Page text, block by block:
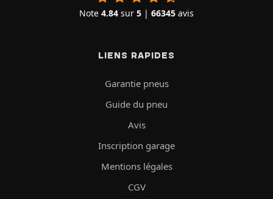
Note 4.84 sur 5 | 66345 avis
LIENS RAPIDES
Garantie pneus
Guide du pneu
Avis
Inscription garage
Mentions légales
CGV